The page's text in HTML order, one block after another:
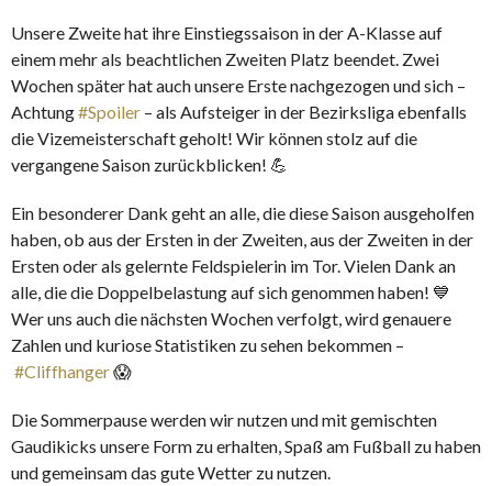
Unsere Zweite hat ihre Einstiegssaison in der A-Klasse auf
einem mehr als beachtlichen Zweiten Platz beendet. Zwei
Wochen später hat auch unsere Erste nachgezogen und sich –
Achtung#Spoiler – als Aufsteiger in der Bezirksliga ebenfalls
die Vizemeisterschaft geholt! Wir können stolz auf die
vergangene Saison zurückblicken! 💪
Ein besonderer Dank geht an alle, die diese Saison ausgeholfen
haben, ob aus der Ersten in der Zweiten, aus der Zweiten in der
Ersten oder als gelernte Feldspielerin im Tor. Vielen Dank an
alle, die die Doppelbelastung auf sich genommen haben! 💙
Wer uns auch die nächsten Wochen verfolgt, wird genauere
Zahlen und kuriose Statistiken zu sehen bekommen –
#Cliffhanger😱
Die Sommerpause werden wir nutzen und mit gemischten
Gaudikicks unsere Form zu erhalten, Spaß am Fußball zu haben
und gemeinsam das gute Wetter zu nutzen.